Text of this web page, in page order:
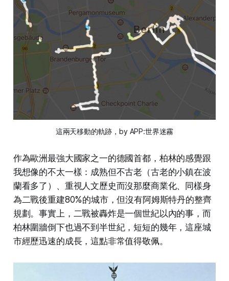
這兩天移動的軌跡，by APP:世界迷霧
作為歐洲最強大國家之一的德國首都，柏林的感覺跟
我想像的不太一樣：成熟但不古老（古老的小鎮在波
蘭看多了）、重視人文歷史而沒那麼商業化、同樣身
為二戰後重建80%的城市，但沒有阿姆斯特丹的整齊
規劃。事實上，二戰被轟炸是一個世紀以內的事，而
柏林圍牆倒下也過不到半世紀，短短的幾年，這座城
市經歷迅速的成長，這點非常值得敬佩。